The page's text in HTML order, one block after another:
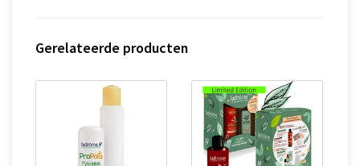
Gerelateerde producten